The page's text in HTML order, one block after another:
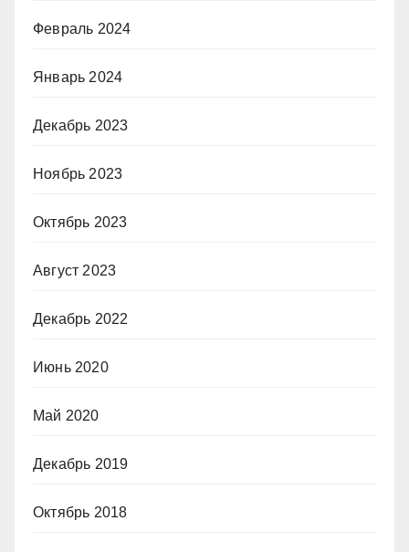
Февраль 2024
Январь 2024
Декабрь 2023
Ноябрь 2023
Октябрь 2023
Август 2023
Декабрь 2022
Июнь 2020
Май 2020
Декабрь 2019
Октябрь 2018